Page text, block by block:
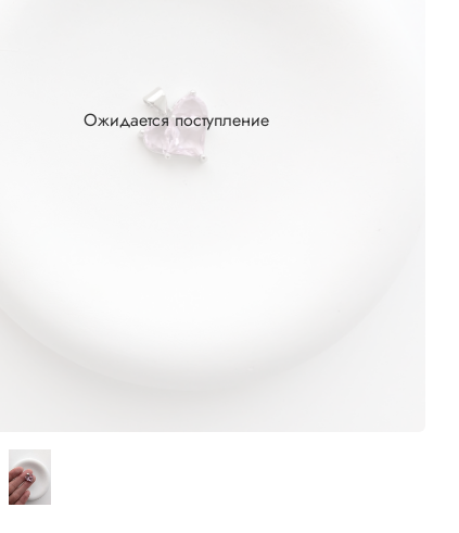
Ожидается поступление